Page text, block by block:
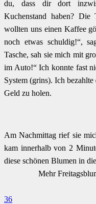
du, dass dir dort
Kuchenstand haben?
wollten uns einen Kaffee
noch etwas schuldig!“,
Tasche, sah sie mich mit
im Auto!“ Ich konnte fast
System (grins). Ich
Geld zu holen.
Am Nachmittag rief sie
kam innerhalb von 2
diese schönen Blumen in
Mehr
36